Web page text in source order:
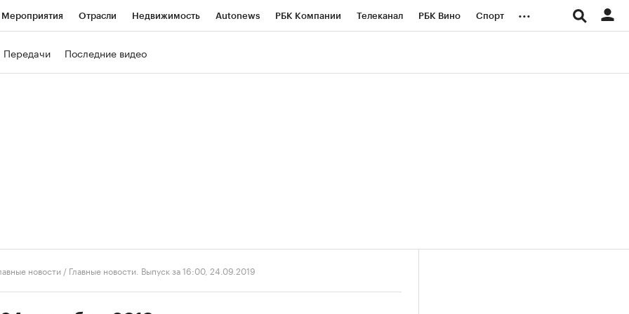
Мероприятия Отрасли Недвижимость Autonews РБК Компании Телеканал РБК Вино Спорт ...
Передачи Последние видео
новости / Главные новости. Выпуск за 16:00, 24.09.2019